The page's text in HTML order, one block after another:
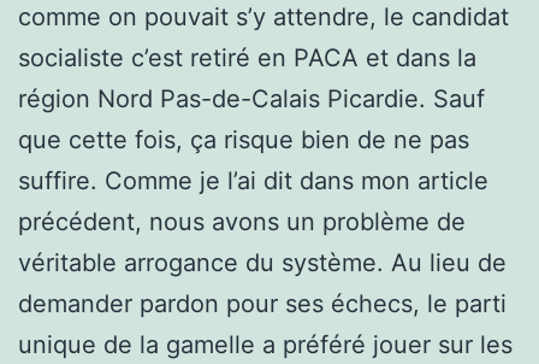
comme on pouvait s’y attendre, le candidat
socialiste c’est retiré en PACA et dans la
région Nord Pas-de-Calais Picardie. Sauf
que cette fois, ça risque bien de ne pas
suffire. Comme je l’ai dit dans mon article
précédent, nous avons un problème de
véritable arrogance du système. Au lieu de
demander pardon pour ses échecs, le parti
unique de la gamelle a préféré jouer sur les